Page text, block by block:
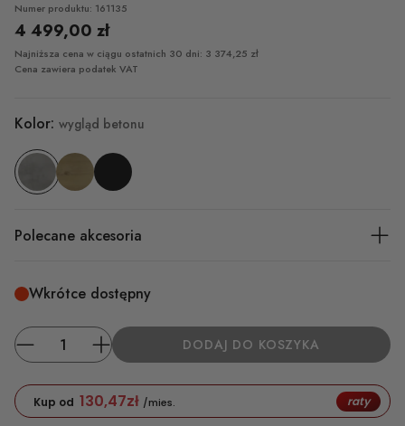
Numer produktu: 161135
4 499,00 zł
Najniższa cena w ciągu ostatnich 30 dni: 3 374,25 zł
Cena zawiera podatek VAT
Kolor: wygląd betonu
Polecane akcesoria
Wkrótce dostępny
DODAJ DO KOSZYKA
Kup od 130,47zł /mies. raty